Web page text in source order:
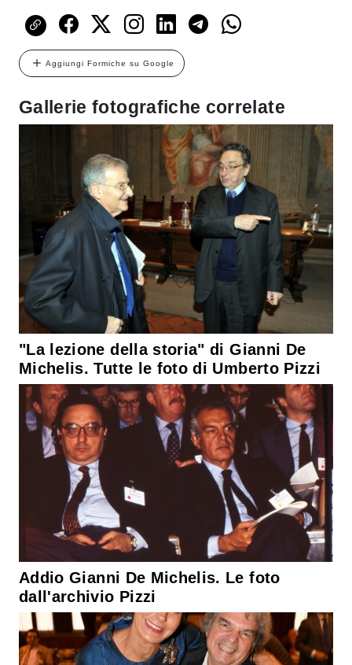
Aggiungi Formiche su Google
Gallerie fotografiche correlate
"La lezione della storia" di Gianni De
Michelis. Tutte le foto di Umberto Pizzi
Addio Gianni De Michelis. Le foto
dall'archivio Pizzi